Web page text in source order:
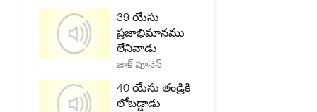
39 యేసు
ప్రజాభిమానము
లేనివాడు
జాక్ పూనెన్
40 యేసు తండ్రికి
లోబడ్డాడు